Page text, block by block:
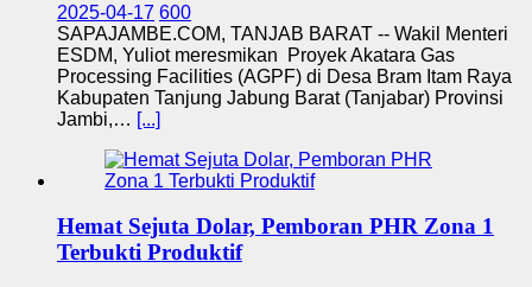
2025-04-17 600
SAPAJAMBE.COM, TANJAB BARAT -- Wakil Menteri
ESDM, Yuliot meresmikan Proyek Akatara Gas
Processing Facilities (AGPF) di Desa Bram Itam Raya
Kabupaten Tanjung Jabung Barat (Tanjabar) Provinsi
Jambi,… [...]
Hemat Sejuta Dolar, Pemboran PHR Zona 1
Terbukti Produktif